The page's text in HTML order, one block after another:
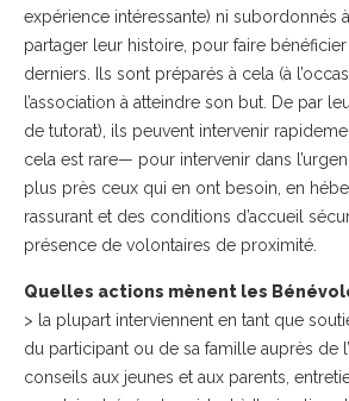
expérience intéressante) ni subordonnés
partager leur histoire, pour faire
derniers. Ils sont préparés à cela (à
l’association à atteindre son but. De par
de tutorat), ils peuvent intervenir
cela est rare— pour intervenir dans
plus près ceux qui en ont besoin, en
rassurant et des conditions d’accueil
présence de volontaires de proximité.
Quelles actions mènent les
> la plupart interviennent en tant que
du participant ou de sa famille auprès de
conseils aux jeunes et aux parents,